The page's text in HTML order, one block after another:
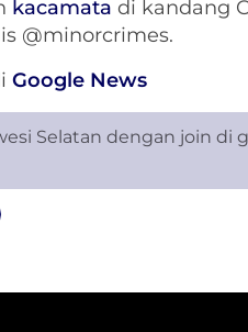
kacamata di kandang
@minorcrimes.
Google News
Selatan dengan join di